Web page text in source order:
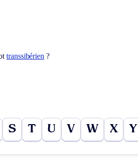
transsibérien ?
S T U V W X Y